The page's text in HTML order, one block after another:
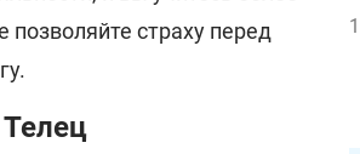
страху перед